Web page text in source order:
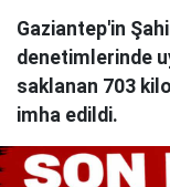
Gaziantep'in
denetimlerinde
saklanan 703
imha edildi.